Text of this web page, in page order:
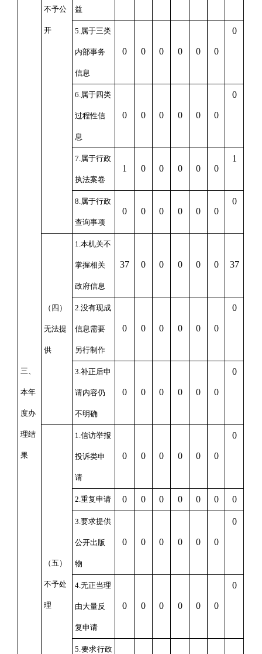
三、
本年
度办
理结
果
不予公
开
益
5.属于三类
内部事务
信息
0 0 0 0 0 0
0
6.属于四类
过程性信
息
0 0 0 0 0 0
0
7.属于行政
执法案卷
1 0 0 0 0 0
1
8.属于行政
查询事项
0 0 0 0 0 0
0
（四）
无法提
供
1.本机关不
掌握相关
政府信息
37 0 0 0 0 0 37
2.没有现成
信息需要
另行制作
0 0 0 0 0 0
0
3.补正后申
请内容仍
不明确
0 0 0 0 0 0
0
（五）
不予处
理
1.信访举报
投诉类申
请
0 0 0 0 0 0
0
2.重复申请 0 0 0 0 0 0 0
3.要求提供
公开出版
物
0 0 0 0 0 0
0
4.无正当理
由大量反
复申请
0 0 0 0 0 0
0
5.要求行政